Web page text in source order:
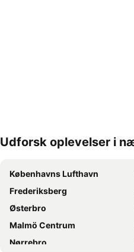
Udvid kort
Udforsk oplevelser i
Københavns Lufthavn
Frederiksberg
Østerbro
Malmö Centrum
Nørrebro